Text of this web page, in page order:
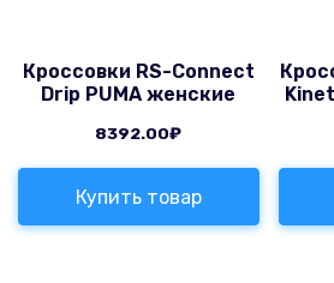
Кроссовки RS-Connect
Drip PUMA женские
8392.00₽
Купить товар